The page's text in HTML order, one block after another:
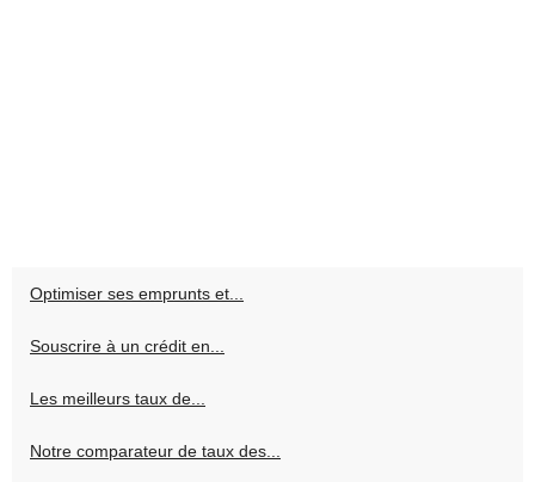
Optimiser ses emprunts et...
Souscrire à un crédit en...
Les meilleurs taux de...
Notre comparateur de taux des...